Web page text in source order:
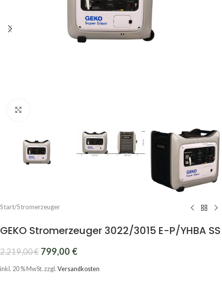
Start/Stromerzeuger
GEKO Stromerzeuger 3022/3015 E-P/YHBA SS
2.219,00€ 799,00 €
inkl. 20 % MwSt. zzgl. Versandkosten